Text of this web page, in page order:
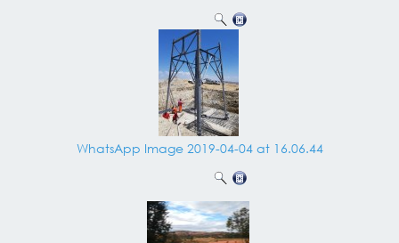
WhatsApp Image 2019-04-04 at 16.06.44